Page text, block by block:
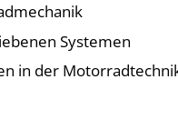
Systemen
in der